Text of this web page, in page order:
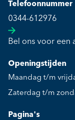
Telefoonnummer
0344-612976
Bel ons voor een
Openingstijden
Maandag t/m
Zaterdag t/m
Pagina's